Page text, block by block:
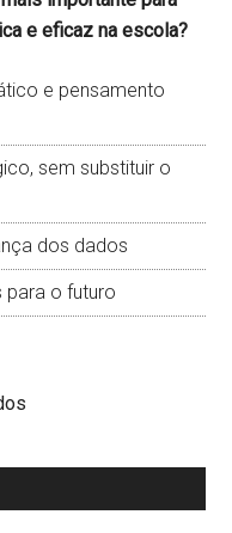
e eficaz na escola?
e pensamento
sem substituir o
dos dados
para o futuro